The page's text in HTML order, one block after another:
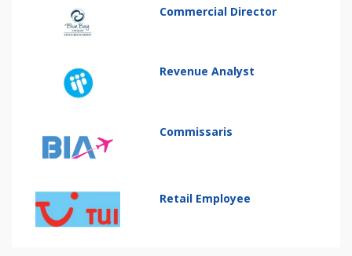
Commercial Director
Revenue Analyst
Commissaris
Retail Employee